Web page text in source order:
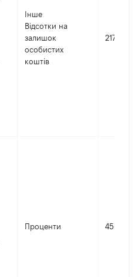
Інше
Відсотки на
залишок
особистих
коштів
217
Проценти 45